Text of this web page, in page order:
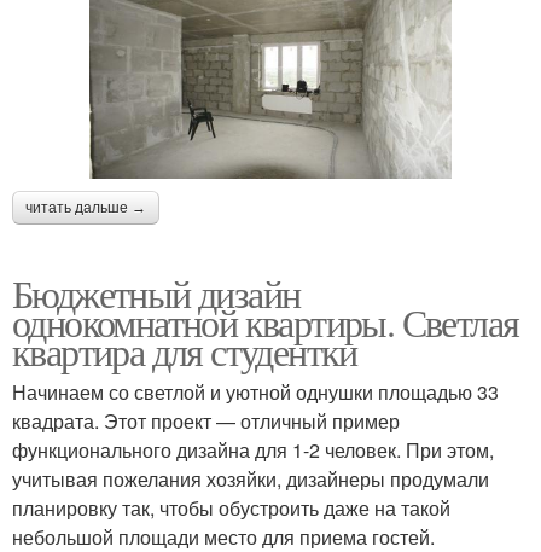
читать дальше →
Бюджетный дизайн
однокомнатной квартиры. Светлая
квартира для студентки
Начинаем со светлой и уютной однушки площадью 33
квадрата. Этот проект — отличный пример
функционального дизайна для 1-2 человек. При этом,
учитывая пожелания хозяйки, дизайнеры продумали
планировку так, чтобы обустроить даже на такой
небольшой площади место для приема гостей.